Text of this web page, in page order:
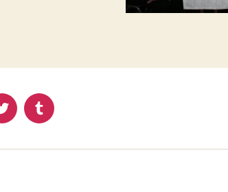
TwitterTumblr